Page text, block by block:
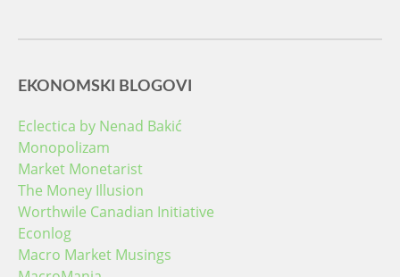
EKONOMSKI BLOGOVI
Eclectica by Nenad Bakić
Monopolizam
Market Monetarist
The Money Illusion
Worthwile Canadian Initiative
Econlog
Macro Market Musings